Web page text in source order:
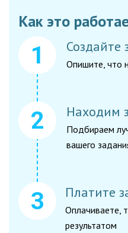
Как это
Опишите, что
Находим
Подбираем
вашего
Платите
Оплачиваете,
результатом